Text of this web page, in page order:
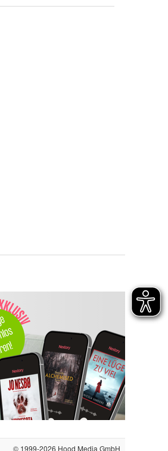
© 1999-2026 Hood Media GmbH